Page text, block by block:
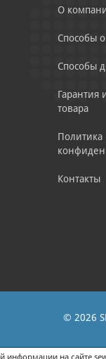
О
Способы
Способы
Гарантия
товара
Политика
Контакты
© 2026
РЕКЛАМНО-
информации на сайте